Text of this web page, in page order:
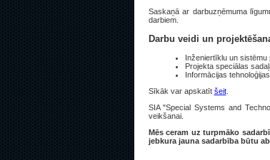
Saskaņā ar darbuzņēmuma
darbiem.
Darbu veidi un
Inženiertīklu un sistēmu
Projekta speciālas
Informācijas tehnoloģijas
Sīkāk var apskatīt šeit.
SIA "Special Systems and
veikšanai.
Mēs ceram uz turpmāko
jebkura jauna sadarbība būtu